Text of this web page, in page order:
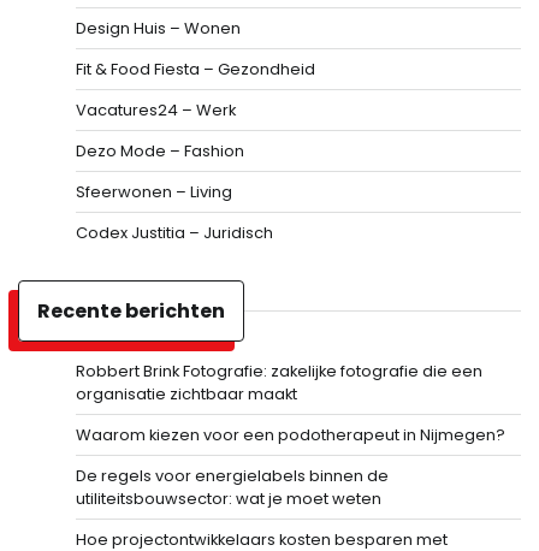
Design Huis – Wonen
Fit & Food Fiesta – Gezondheid
Vacatures24 – Werk
Dezo Mode – Fashion
Sfeerwonen – Living
Codex Justitia – Juridisch
Recente berichten
Robbert Brink Fotografie: zakelijke fotografie die een
organisatie zichtbaar maakt
Waarom kiezen voor een podotherapeut in Nijmegen?
De regels voor energielabels binnen de
utiliteitsbouwsector: wat je moet weten
Hoe projectontwikkelaars kosten besparen met